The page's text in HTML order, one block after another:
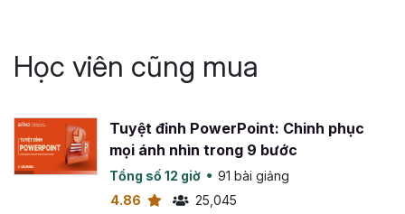
Học viên cũng mua
Tuyệt đỉnh PowerPoint: Chinh phục
mọi ánh nhìn trong 9 bước
Tổng số 12 giờ
91 bài giảng
4.86
25,045